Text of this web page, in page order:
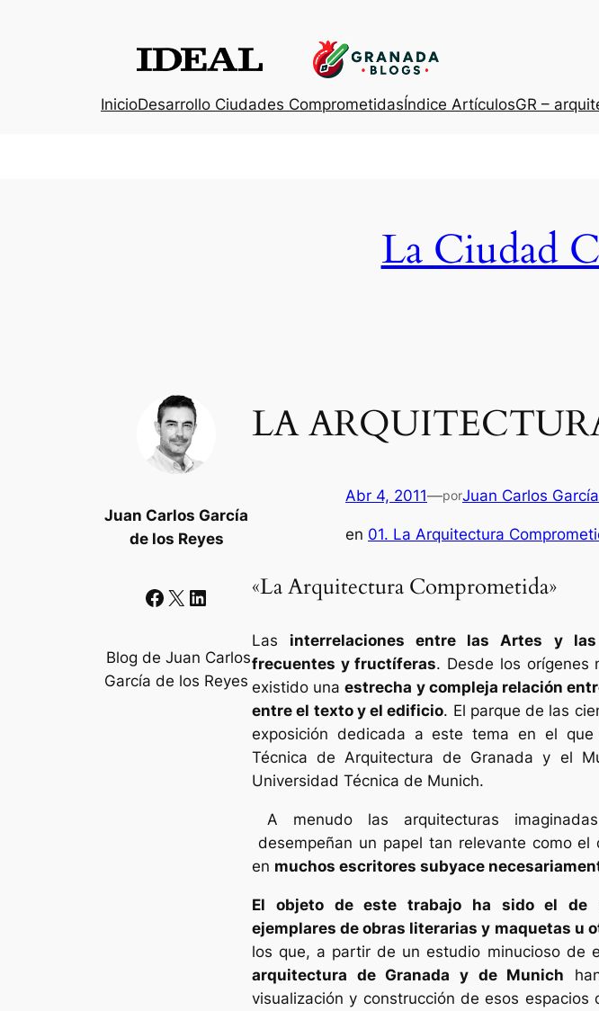
InicioDesarrollo Ciudades ComprometidasÍndice ArtículosGR –
La Ciudad
Juan Carlos García
de los Reyes
Facebook X LinkedIn
Blog de Juan Carlos
García de los Reyes
LA
Abr 4, 2011—porJuan Carlos
en 01. La Arquitectura
«La Arquitectura Comprometida»
Las interrelaciones entre las Artes y
frecuentes y fructíferas. Desde los orígenes
existido unaestrecha y compleja relación
entre el texto y el edificio. El parque de las
exposición dedicada a este tema en el que
Técnica de Arquitectura de Granada y el
Universidad Técnica de Munich.
A menudo las arquitecturas
desempeñan un papel tan relevante como
en muchos escritores subyace
El objeto de este trabajo ha sido el de
ejemplares de obras literarias y maquetas u
los que, a partir de un estudio minucioso de
arquitectura de Granada y de Munich
visualización y construcción de esos espacios